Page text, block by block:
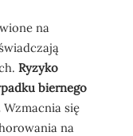
na
Ryzyko
biernego
Wzmacnia się
na